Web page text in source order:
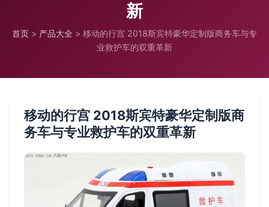
新
首页 > 产品大全 > 移动的行宫 2018斯宾特豪华定制版商务车与专
业救护车的双重革新
移动的行宫 2018斯宾特豪华定制版商
务车与专业救护车的双重革新